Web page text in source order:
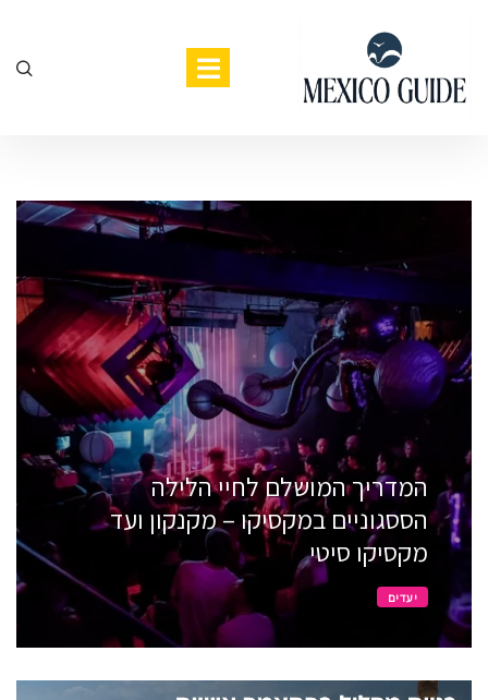
המדריך המושלם לחיי הלילה
הססגוניים במקסיקו – מקנקון ועד
מקסיקו סיטי
יעדים